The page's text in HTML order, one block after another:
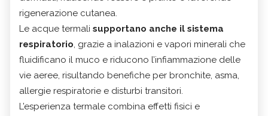
rigenerazione cutanea.
Le acque termali supportano anche il sistema
respiratorio, grazie a inalazioni e vapori minerali che
fluidificano il muco e riducono l’infiammazione delle
vie aeree, risultando benefiche per bronchite, asma,
allergie respiratorie e disturbi transitori.
L’esperienza termale combina effetti fisici e